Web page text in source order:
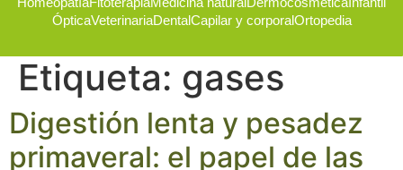
ÓpticaVeterinariaDentalCapilar y corporalOrtopedia
Etiqueta: gases
Digestión lenta y pesadez
primaveral: el papel de las